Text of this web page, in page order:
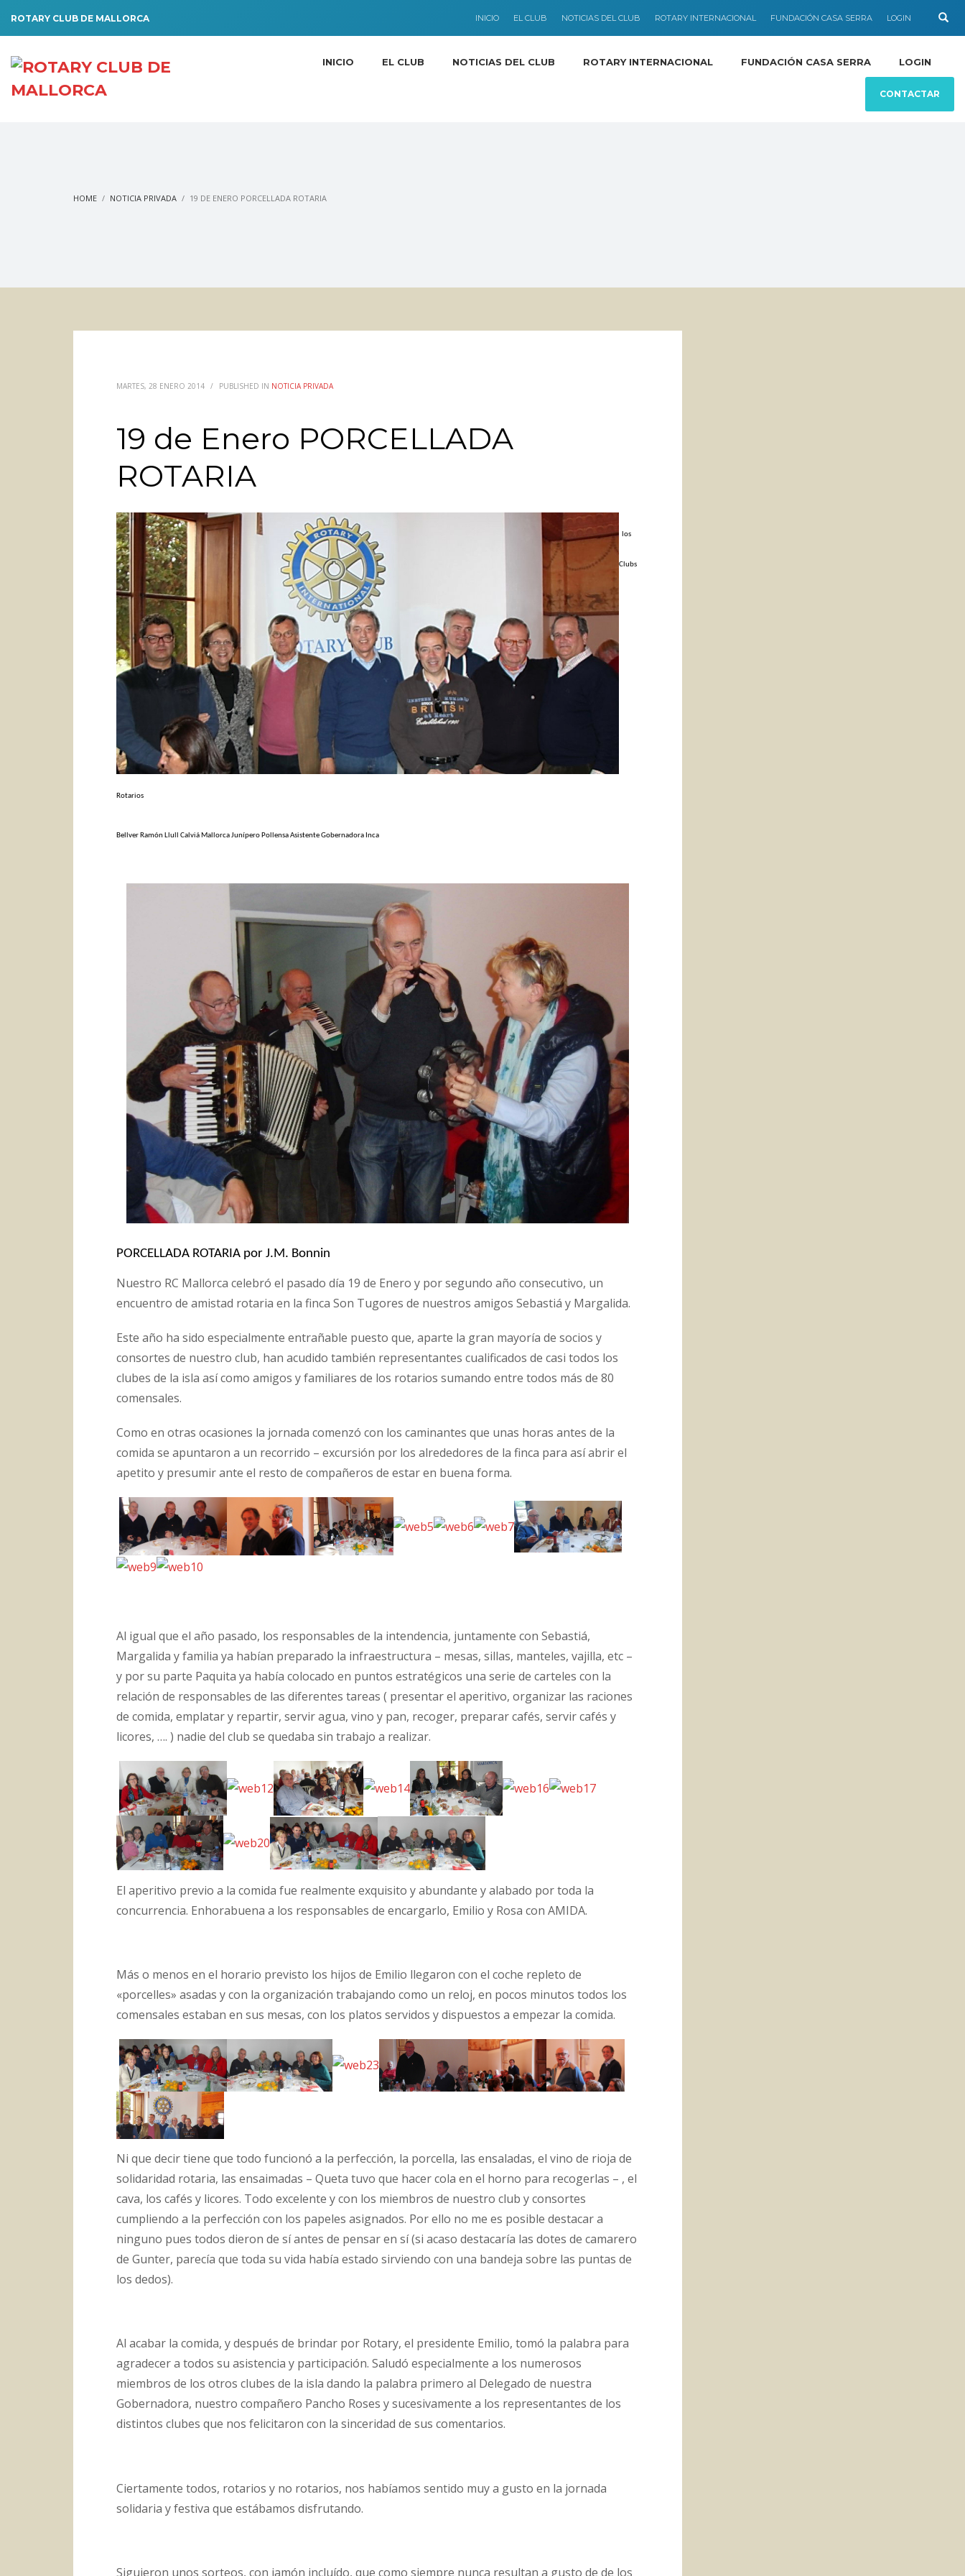
ROTARY CLUB DE MALLORCA INICIO EL CLUB NOTICIAS DEL CLUB ROTARY INTERNACIONAL FUNDACIÓN CASA SERRA LOGIN
INICIO EL CLUB NOTICIAS DEL CLUB ROTARY INTERNACIONAL FUNDACIÓN CASA SERRA LOGIN
CONTACTAR
HOME NOTICIA PRIVADA 19 DE ENERO PORCELLADA ROTARIA
MARTES, 28 ENERO 2014 / PUBLISHED IN NOTICIA PRIVADA
19 de Enero PORCELLADA
ROTARIA
los
Clubs
Rotarios
Bellver Ramón Llull Calviá MallorcaJunípero PollensaAsistente Gobernadora Inca
PORCELLADA ROTARIA por J.M. Bonnin
Nuestro RC Mallorca celebró el pasado día 19 de Enero y por segundo año consecutivo, un
encuentro de amistad rotaria en la finca Son Tugores de nuestros amigos Sebastiá y Margalida.
Este año ha sido especialmente entrañable puesto que, aparte la gran mayoría de socios y
consortes de nuestro club, han acudido también representantes cualificados de casi todos los
clubes de la isla así como amigos y familiares de los rotarios sumando entre todos más de 80
comensales.
Como en otras ocasiones la jornada comenzó con los caminantes que unas horas antes de la
comida se apuntaron a un recorrido – excursión por los alrededores de la finca para así abrir el
apetito y presumir ante el resto de compañeros de estar en buena forma.
Al igual que el año pasado, los responsables de la intendencia, juntamente con Sebastiá,
Margalida y familia ya habían preparado la infraestructura – mesas, sillas, manteles, vajilla, etc –
y por su parte Paquita ya había colocado en puntos estratégicos una serie de carteles con la
relación de responsables de las diferentes tareas ( presentar el aperitivo, organizar las raciones
de comida, emplatar y repartir, servir agua, vino y pan, recoger, preparar cafés, servir cafés y
licores, …. ) nadie del club se quedaba sin trabajo a realizar.
El aperitivo previo a la comida fue realmente exquisito y abundante y alabado por toda la
concurrencia. Enhorabuena a los responsables de encargarlo, Emilio y Rosa con AMIDA.
Más o menos en el horario previsto los hijos de Emilio llegaron con el coche repleto de
«porcelles» asadas y con la organización trabajando como un reloj, en pocos minutos todos los
comensales estaban en sus mesas, con los platos servidos y dispuestos a empezar la comida.
Ni que decir tiene que todo funcionó a la perfección, la porcella, las ensaladas, el vino de rioja de
solidaridad rotaria, las ensaimadas – Queta tuvo que hacer cola en el horno para recogerlas – , el
cava, los cafés y licores. Todo excelente y con los miembros de nuestro club y consortes
cumpliendo a la perfección con los papeles asignados. Por ello no me es posible destacar a
ninguno pues todos dieron de sí antes de pensar en sí (si acaso destacaría las dotes de camarero
de Gunter, parecía que toda su vida había estado sirviendo con una bandeja sobre las puntas de
los dedos).
Al acabar la comida, y después de brindar por Rotary, el presidente Emilio, tomó la palabra para
agradecer a todos su asistencia y participación. Saludó especialmente a los numerosos
miembros de los otros clubes de la isla dando la palabra primero al Delegado de nuestra
Gobernadora, nuestro compañero Pancho Roses y sucesivamente a los representantes de los
distintos clubes que nos felicitaron con la sinceridad de sus comentarios.
Ciertamente todos, rotarios y no rotarios, nos habíamos sentido muy a gusto en la jornada
solidaria y festiva que estábamos disfrutando.
Siguieron unos sorteos, con jamón incluído, que como siempre nunca resultan a gusto de de los